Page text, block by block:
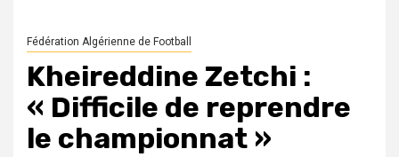
Fédération Algérienne de Football
Kheireddine Zetchi :
« Difficile de reprendre
le championnat »